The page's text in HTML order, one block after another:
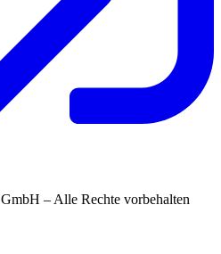
– Alle Rechte vorbehalten